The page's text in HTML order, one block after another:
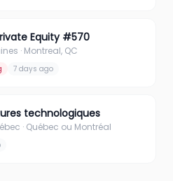
Equity #570
· Montreal, QC
7 days ago
technologiques
· Québec ou Montréal